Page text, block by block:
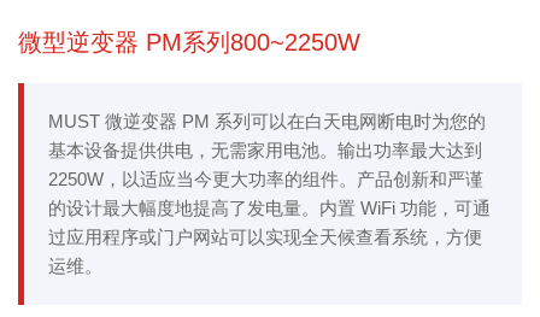
微型逆变器 PM系列800~2250W
MUST 微逆变器 PM 系列可以在白天电网断电时为您的
基本设备提供供电，无需家用电池。输出功率最大达到
2250W，以适应当今更大功率的组件。产品创新和严谨
的设计最大幅度地提高了发电量。内置 WiFi 功能，可通
过应用程序或门户网站可以实现全天候查看系统，方便
运维。